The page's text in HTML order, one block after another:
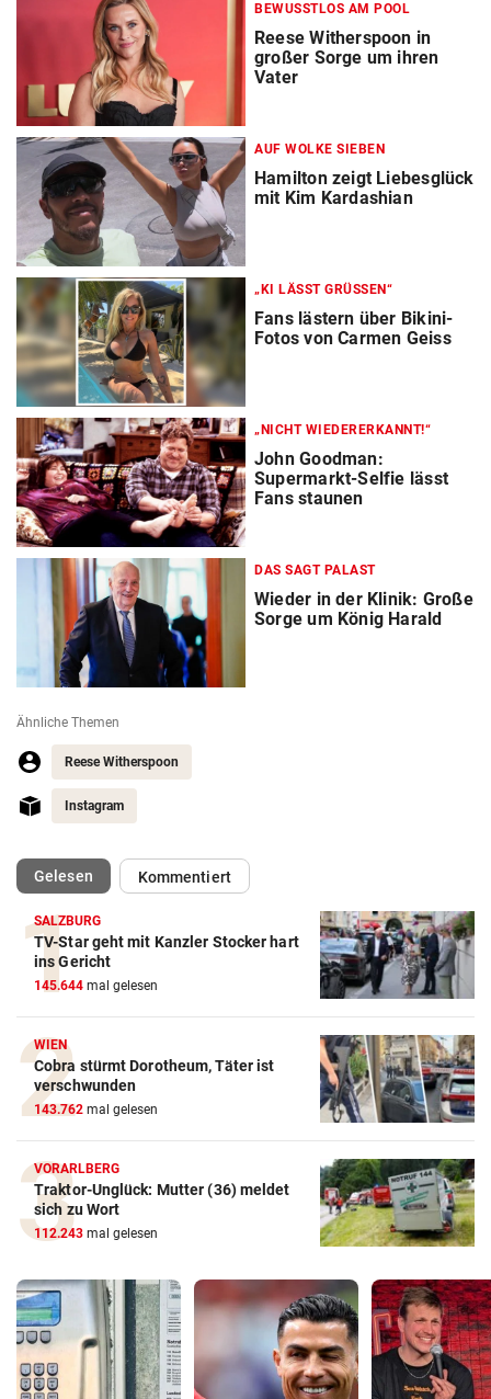
BEWUSSTLOS AM POOL
Reese Witherspoon in
großer Sorge um ihren
Vater
AUF WOLKE SIEBEN
Hamilton zeigt Liebesglück
mit Kim Kardashian
„KI LÄSST GRÜSSEN“
Fans lästern über Bikini-
Fotos von Carmen Geiss
„NICHT WIEDERERKANNT!“
John Goodman:
Supermarkt-Selfie lässt
Fans staunen
DAS SAGT PALAST
Wieder in der Klinik: Große
Sorge um König Harald
Ähnliche Themen
Reese Witherspoon
Instagram
Gelesen(ausgewählt)Kommentiert
SALZBURG
TV-Star geht mit Kanzler Stocker hart
ins Gericht
145.644 mal gelesen
WIEN
Cobra stürmt Dorotheum, Täter ist
verschwunden
143.762 mal gelesen
VORARLBERG
Traktor-Unglück: Mutter (36) meldet
sich zu Wort
112.243 mal gelesen